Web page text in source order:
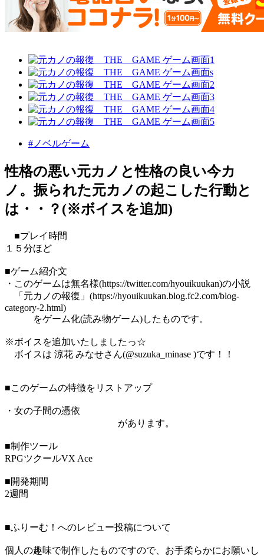
#ノベルゲーム
性格の悪い元カノと性格の良い今カ
ノ。振られた元カノの起こした行動と
は・・？(※ボイスを追加)
■プレイ時間
１５分ほど
■ゲーム紹介文
・このゲームは無名様(https://twitter.com/hyouikuukan)の小説
「元カノの報復」(https://hyouikuukan.blog.fc2.com/blog-
category-2.html)
をゲーム化(読み物ゲーム)したものです。
※ボイスを追加いたしましたっ☆
ボイスは 涼花 みなせさん(@suzuka_minase )です！！
■このゲームの特徴をリストアップ
・女の子間の憑依
があります。
■制作ツール
RPGツクールVX Ace
■開発期間
2週間
■ふりーむ！へのレビュー投稿について
個人の趣味で制作したものですので、お手柔らかにお願いし